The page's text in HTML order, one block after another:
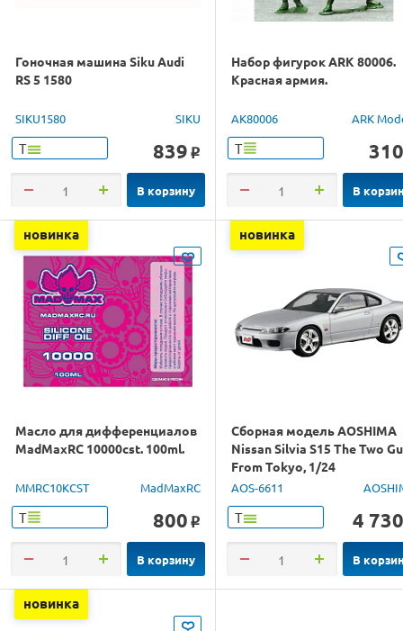
Гоночная машина Siku Audi
RS 5 1580
SIKU1580 SIKU
Т 839 o
В корзину
Набор фигурок ARK 80006.
Красная армия.
AK80006 ARK
Т 310
В
новинка
Масло для дифференциалов
MadMaxRC 10000cst. 100ml.
MMRC10KCST MadMaxRC
Т 800 o
В корзину
новинка
Сборная модель AOSHIMA
Nissan Silvia S15 The Two
From Tokyo, 1/24
AOS-6611
Т 4 730
В
новинка